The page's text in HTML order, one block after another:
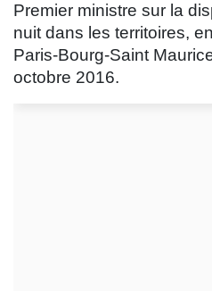
Premier ministre sur la
nuit dans les territoires,
Paris-Bourg-Saint
octobre 2016.